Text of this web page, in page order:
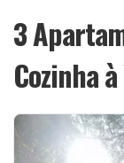
3
Cozinha